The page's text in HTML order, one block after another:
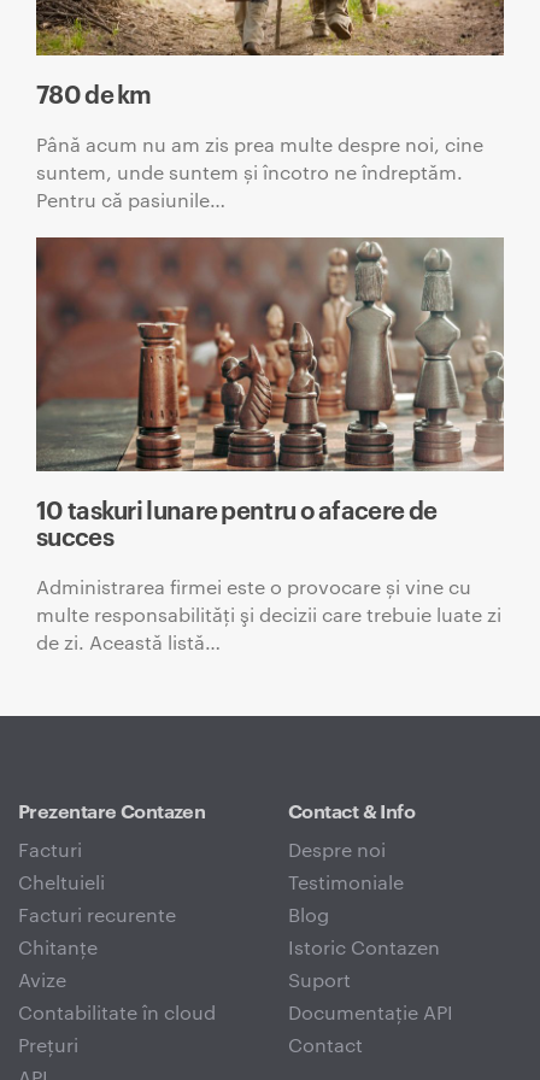
780 de km
Până acum nu am zis prea multe despre noi, cine
suntem, unde suntem și încotro ne îndreptăm.
Pentru că pasiunile…
10 taskuri lunare pentru o afacere de
succes
Administrarea firmei este o provocare și vine cu
multe responsabilităţi şi decizii care trebuie luate zi
de zi. Această listă…
Prezentare Contazen
Facturi
Cheltuieli
Facturi recurente
Chitanțe
Avize
Contabilitate în cloud
Prețuri
Contact & Info
Despre noi
Testimoniale
Blog
Istoric Contazen
Suport
Documentație API
Contact